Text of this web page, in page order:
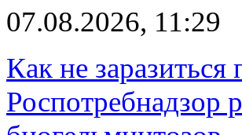
07.08.2026, 11:29
Как не
Роспотребнадзор